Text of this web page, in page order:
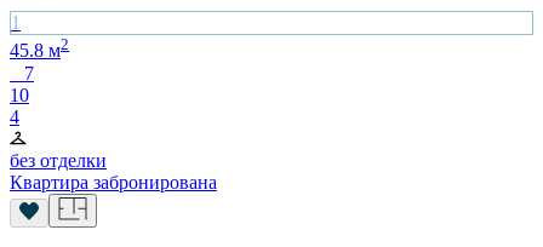
1
45.8 м2
7
10
4
без отделки
Квартира забронирована